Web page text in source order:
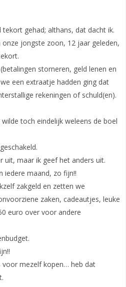
gehad; althans, dat dacht ik.
jongste zoon, 12 jaar geleden,
storneren, geld lenen en
een extraatje hadden ging dat
rekeningen of schuld(en).
toch eindelijk weleens de boel
uit, maar ik geef het anders uit.
iedere maand, zo fijn!!
zakgeld en zetten we
zaken, cadeautjes, leuke
euro over voor andere
voor mezelf kopen… heb dat